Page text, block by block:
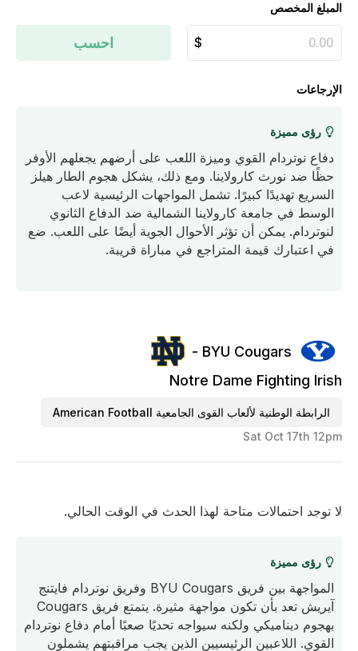
المبلغ المخصص
احسب
الإرجاعات
رؤى مميزة
دفاع نوتردام القوي وميزة اللعب على أرضهم يجعلهم الأوفر
حظًا ضد نورث كارولاينا. ومع ذلك، يشكل هجوم الطار هيلز
السريع تهديدًا كبيرًا. تشمل المواجهات الرئيسية لاعب
الوسط في جامعة كارولاينا الشمالية ضد الدفاع الثانوي
لنوتردام. يمكن أن تؤثر الأحوال الجوية أيضًا على اللعب. ضع
في اعتبارك قيمة المتراجع في مباراة قريبة.
BYU Cougars -
Notre Dame Fighting Irish
الرابطة الوطنية لألعاب القوى الجامعية American Football
Sat Oct 17th 12pm
لا توجد احتمالات متاحة لهذا الحدث في الوقت الحالي.
رؤى مميزة
المواجهة بين فريق BYU Cougars وفريق نوتردام فايتنج
آيريش تعد بأن تكون مواجهة مثيرة. يتمتع فريق Cougars
بهجوم ديناميكي ولكنه سيواجه تحديًا صعبًا أمام دفاع نوتردام
القوي. اللاعبين الرئيسيين الذين يجب مراقبتهم يشملون